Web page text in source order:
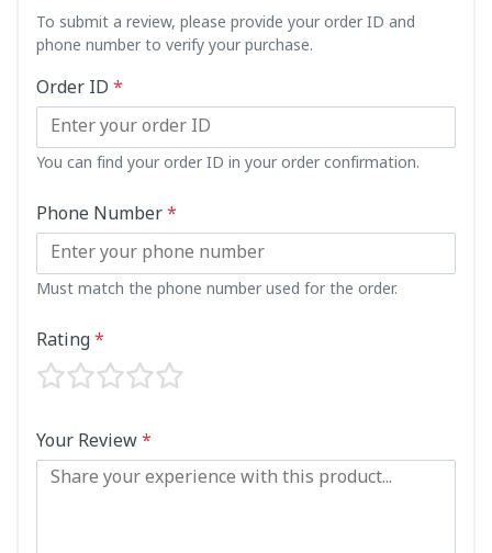
To submit a review, please provide your order ID and
phone number to verify your purchase.
Order ID *
You can find your order ID in your order confirmation.
Phone Number*
Must match the phone number used for the order.
Rating*
Your Review*